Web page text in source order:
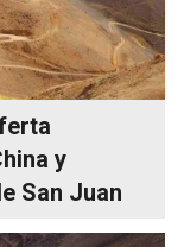
y
San Juan